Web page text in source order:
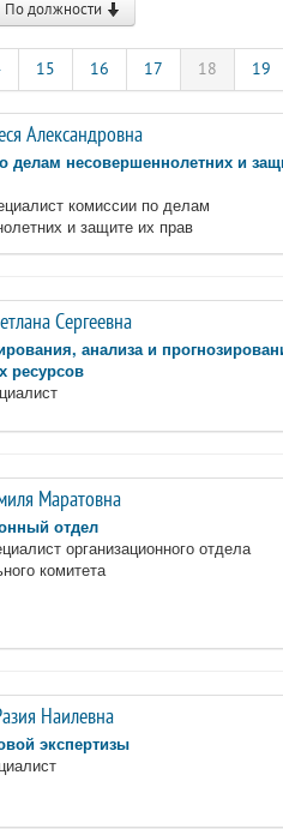
По должности
15 16 17 18 19
Александровна
делам несовершеннолетних и
комиссии по делам
и защите их прав
Сергеевна
анализа и
ресурсов
Маратовна
отдел
организационного отдела
комитета
Наилевна
экспертизы